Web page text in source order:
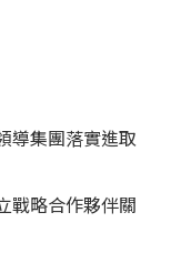
導集團落實進取
戰略合作夥伴關